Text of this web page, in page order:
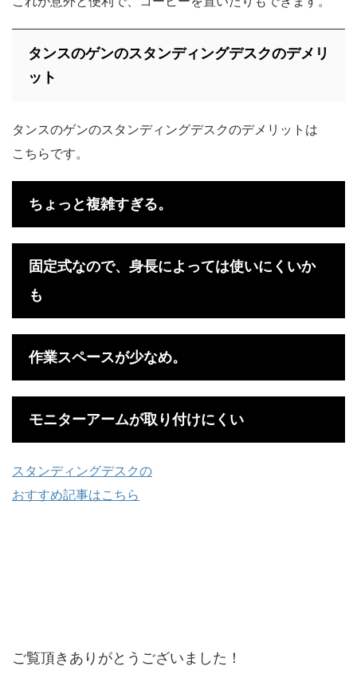
タンスのゲンのスタンディングデスクのデメリ
ット
タンスのゲンのスタンディングデスクのデメリットは
こちらです。
ちょっと複雑すぎる。
固定式なので、身長によっては使いにくいか
も
作業スペースが少なめ。
モニターアームが取り付けにくい
スタンディングデスクの
おすすめ記事はこちら
ご覧頂きありがとうございました！